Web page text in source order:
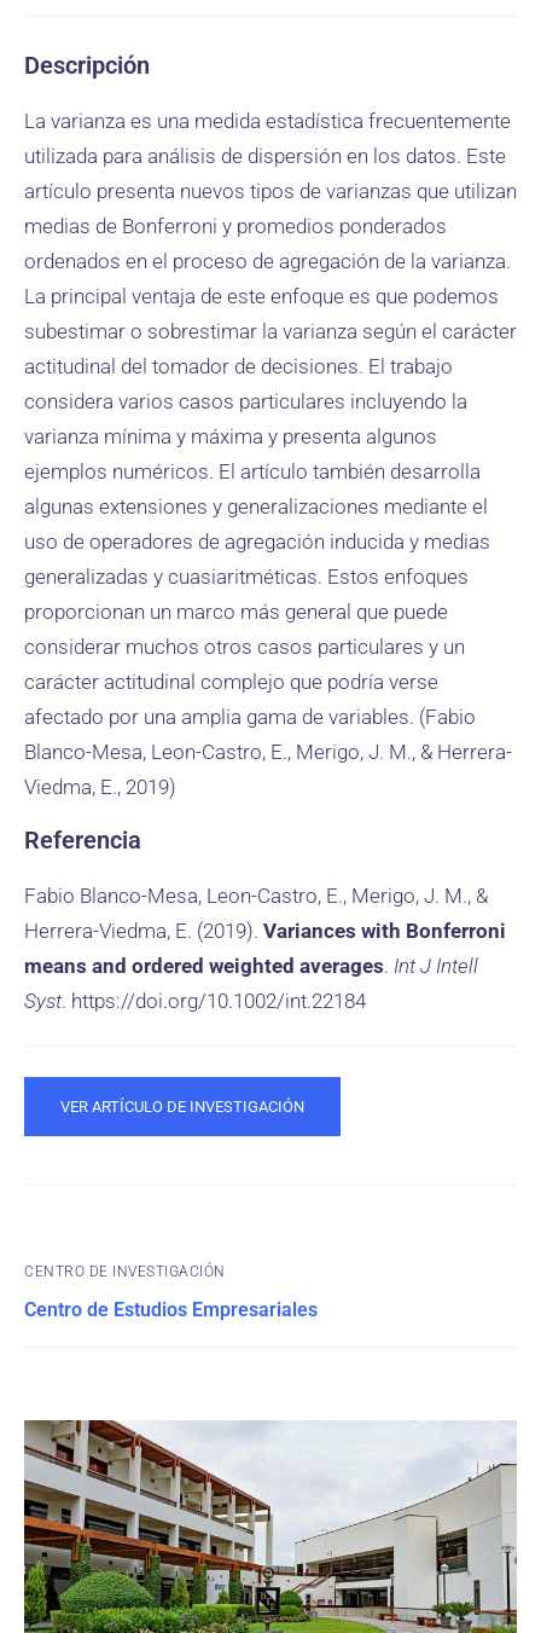
Descripción
La varianza es una medida estadística frecuentemente
utilizada para análisis de dispersión en los datos. Este
artículo presenta nuevos tipos de varianzas que utilizan
medias de Bonferroni y promedios ponderados
ordenados en el proceso de agregación de la varianza.
La principal ventaja de este enfoque es que podemos
subestimar o sobrestimar la varianza según el carácter
actitudinal del tomador de decisiones. El trabajo
considera varios casos particulares incluyendo la
varianza mínima y máxima y presenta algunos
ejemplos numéricos. El artículo también desarrolla
algunas extensiones y generalizaciones mediante el
uso de operadores de agregación inducida y medias
generalizadas y cuasiaritméticas. Estos enfoques
proporcionan un marco más general que puede
considerar muchos otros casos particulares y un
carácter actitudinal complejo que podría verse
afectado por una amplia gama de variables. (Fabio
Blanco-Mesa, Leon-Castro, E., Merigo, J. M., & Herrera-
Viedma, E., 2019)
Referencia
Fabio Blanco-Mesa, Leon-Castro, E., Merigo, J. M., &
Herrera-Viedma, E. (2019). Variances with Bonferroni
means and ordered weighted averages. Int J Intell
Syst. https://doi.org/10.1002/int.22184
VER ARTÍCULO DE INVESTIGACIÓN
CENTRO DE INVESTIGACIÓN
Centro de Estudios Empresariales